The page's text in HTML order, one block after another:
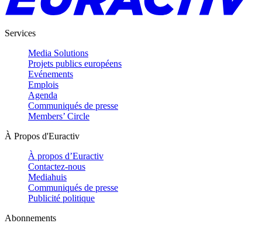
Services
Media Solutions
Projets publics européens
Evénements
Emplois
Agenda
Communiqués de presse
Members’ Circle
À Propos d'Euractiv
À propos d’Euractiv
Contactez-nous
Mediahuis
Communiqués de presse
Publicité politique
Abonnements